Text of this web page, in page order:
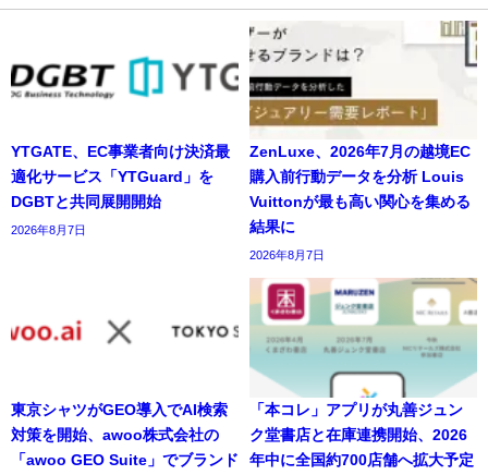
YTGATE、EC事業者向け決済最
適化サービス「YTGuard」を
DGBTと共同展開開始
2026年8月7日
ZenLuxe、2026年7月の越境EC
購入前行動データを分析 Louis
Vuittonが最も高い関心を集める
結果に
2026年8月7日
東京シャツがGEO導入でAI検索
対策を開始、awoo株式会社の
「awoo GEO Suite」でブランド
「本コレ」アプリが丸善ジュン
ク堂書店と在庫連携開始、2026
年中に全国約700店舗へ拡大予定